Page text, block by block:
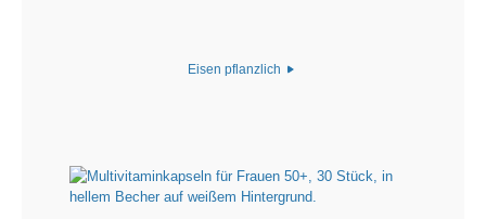
Eisen pflanzlich